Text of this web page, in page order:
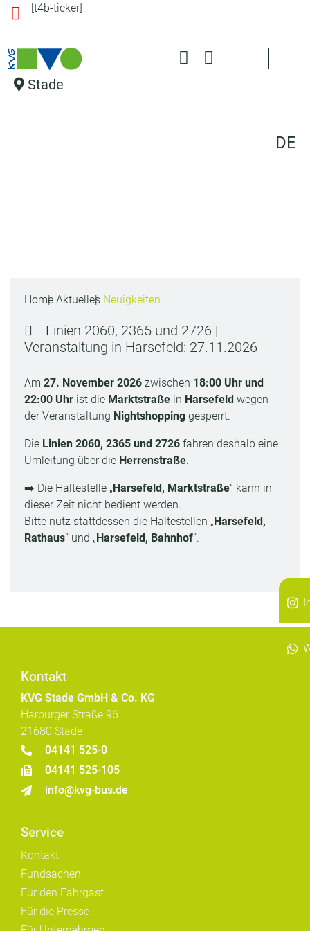
in
[t4b-ticker]
DE
Stade
Home Aktuelles Neuigkeiten
Linien 2060, 2365 und 2726 |
Veranstaltung in Harsefeld: 27.11.2026
Am 27. November 2026 zwischen 18:00 Uhr und
22:00 Uhr ist die Marktstraße in Harsefeld wegen
der Veranstaltung Nightshopping gesperrt.
Die Linien 2060, 2365 und 2726 fahren deshalb eine
Umleitung über die Herrenstraße.
➡️ Die Haltestelle „Harsefeld, Marktstraße“ kann in
dieser Zeit nicht bedient werden.
Bitte nutz stattdessen die Haltestellen „Harsefeld,
Rathaus“ und „Harsefeld, Bahnhof“.
Kontakt
KVG Stade GmbH & Co. KG
Harburger Straße 96
21680 Stade
04141 525-0
04141 525-105
info@kvg-bus.de
Service
Kontakt
Fundsachen
Für den Fahrgast
Für die Presse